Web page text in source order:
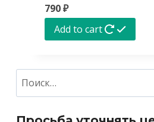
790₽
Add to cart
Найти: